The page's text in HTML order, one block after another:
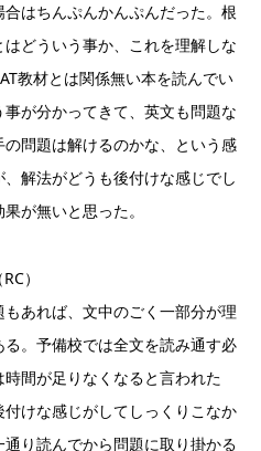
はちんぷんかんぷんだった。根
どういう事か、これを理解しな
教材とは関係無い本を読んでい
が分かってきて、英文も問題な
問題は解けるのかな、という感
解法がどうも後付けな感じでし
が無いと思った。
）
あれば、文中のごく一部分が理
。予備校では全文を読み通す必
間が足りなくなると言われた
けな感じがしてしっくりこなか
り読んでから問題に取り掛かる